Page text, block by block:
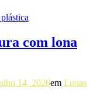
com lona
14, 2026em Lonas